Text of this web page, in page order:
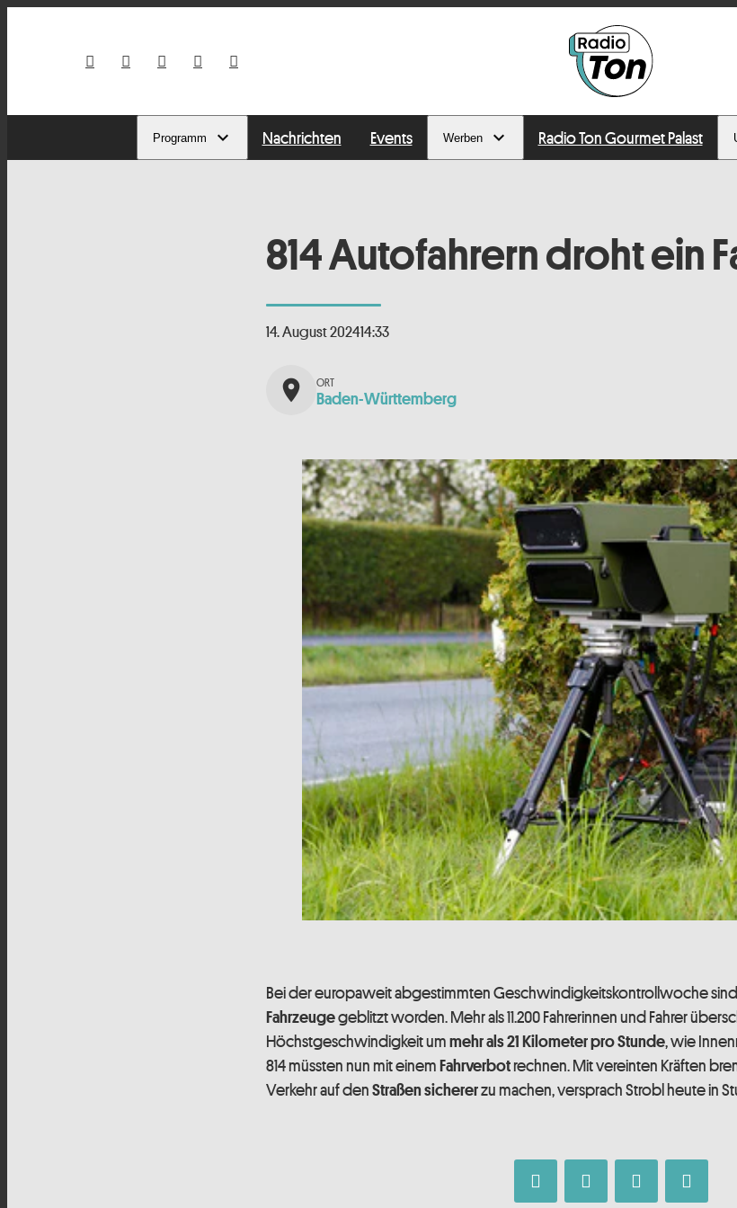
Programm Nachrichten Events Werben Radio Ton Gourmet Palast
814 Autofahrern droht ein
14. August 202414:33
place Baden-Württemberg
Bei der europaweit abgestimmten Geschwindigkeitskontrollwoche
Fahrzeugegeblitzt worden. Mehr als 11.200 Fahrerinnen und Fahrer
Höchstgeschwindigkeit um mehr als 21 Kilometer pro Stunde, wie
814 müssten nun mit einem Fahrverbot rechnen. Mit vereinten Kräften
Verkehr auf den Straßen sichererzu machen, versprach Strobl heute in